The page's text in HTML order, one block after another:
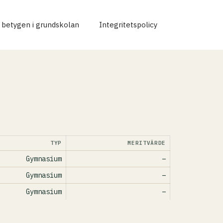
i grundskolan Integritetspolicy
TYP MERITVÄRDE
Gymnasium
–
Gymnasium
–
Gymnasium –